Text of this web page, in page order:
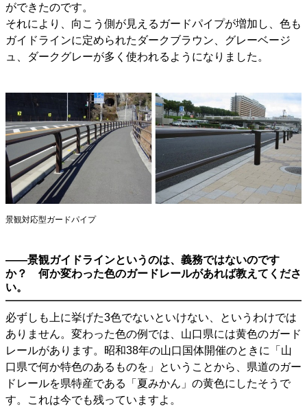
ができたのです。
それにより、向こう側が見えるガードパイプが増加し、色も
ガイドラインに定められたダークブラウン、グレーベージ
ュ、ダークグレーが多く使われるようになりました。
景観対応型ガードパイプ
――景観ガイドラインというのは、義務ではないのです
か？ 何か変わった色のガードレールがあれば教えてくださ
い。
必ずしも上に挙げた3色でないといけない、というわけでは
ありません。変わった色の例では、山口県には黄色のガード
レールがあります。昭和38年の山口国体開催のときに「山
口県で何か特色のあるものを」ということから、県道のガー
ドレールを県特産である「夏みかん」の黄色にしたそうで
す。これは今でも残っていますよ。